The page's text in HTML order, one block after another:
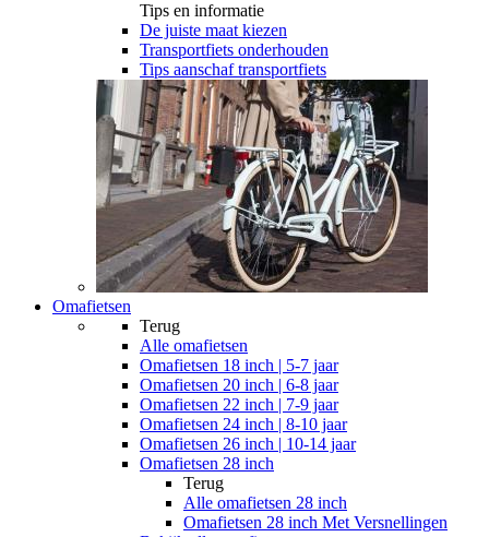
Tips en informatie
De juiste maat kiezen
Transportfiets onderhouden
Tips aanschaf transportfiets
Omafietsen
Terug
Alle omafietsen
Omafietsen 18 inch | 5-7 jaar
Omafietsen 20 inch | 6-8 jaar
Omafietsen 22 inch | 7-9 jaar
Omafietsen 24 inch | 8-10 jaar
Omafietsen 26 inch | 10-14 jaar
Omafietsen 28 inch
Terug
Alle omafietsen 28 inch
Omafietsen 28 inch Met Versnellingen